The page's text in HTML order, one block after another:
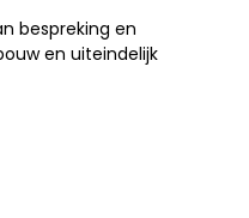
bespreking en
en uiteindelijk